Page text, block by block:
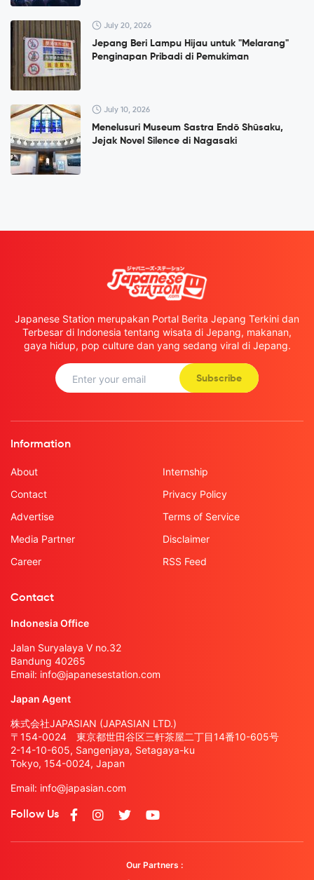
July 20, 2026
Jepang Beri Lampu Hijau untuk "Melarang"
Penginapan Pribadi di Pemukiman
July 10, 2026
Menelusuri Museum Sastra Endō Shūsaku,
Jejak Novel Silence di Nagasaki
Japanese Station merupakan Portal Berita Jepang Terkini dan
Terbesar di Indonesia tentang wisata di Jepang, makanan,
gaya hidup, pop culture dan yang sedang viral di Jepang.
Subscribe
Information
About
Contact
Advertise
Media Partner
Career
Internship
Privacy Policy
Terms of Service
Disclaimer
RSS Feed
Contact
Indonesia Office
Jalan Suryalaya V no.32
Bandung 40265
Email: info@japanesestation.com
Japan Agent
株式会社JAPASIAN (JAPASIAN LTD.)
〒154-0024 東京都世田谷区三軒茶屋二丁目14番10-605号
2-14-10-605, Sangenjaya, Setagaya-ku
Tokyo, 154-0024, Japan
Email: info@japasian.com
Follow Us
Our Partners :